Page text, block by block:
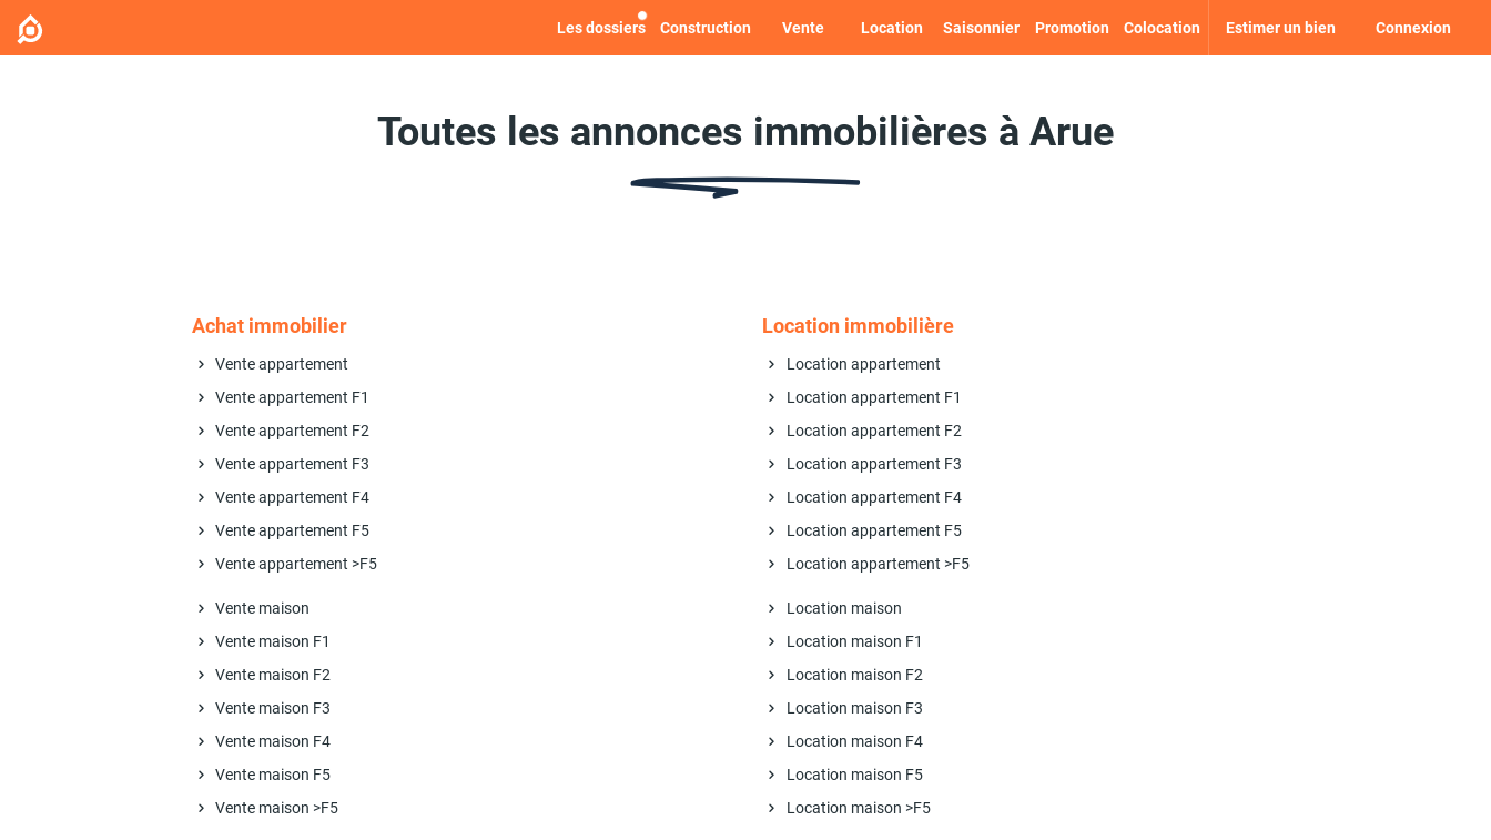
Estimer un bien Connexion
Les dossiers Construction Vente Location Saisonnier Promotion Colocation
Toutes les annonces immobilières à Arue
Achat immobilier
Vente appartement
Vente appartement F1
Vente appartement F2
Vente appartement F3
Vente appartement F4
Vente appartement F5
Vente appartement >F5
Vente maison
Vente maison F1
Vente maison F2
Vente maison F3
Vente maison F4
Vente maison F5
Vente maison >F5
Location immobilière
Location appartement
Location appartement F1
Location appartement F2
Location appartement F3
Location appartement F4
Location appartement F5
Location appartement >F5
Location maison
Location maison F1
Location maison F2
Location maison F3
Location maison F4
Location maison F5
Location maison >F5